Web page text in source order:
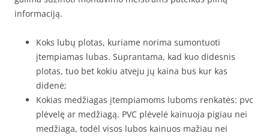
informaciją.
Koks lubų plotas, kuriame norima sumontuoti
įtempiamas lubas. Suprantama, kad kuo didesnis
plotas, tuo bet kokiu atveju jų kaina bus kur kas
didenė;
Kokias medžiagas įtempiamoms luboms renkatės: pvc
plėvelę ar medžiagą. PVC plėvelė kainuoja pigiau nei
medžiaga, todėl visos lubos kainuos mažiau nei